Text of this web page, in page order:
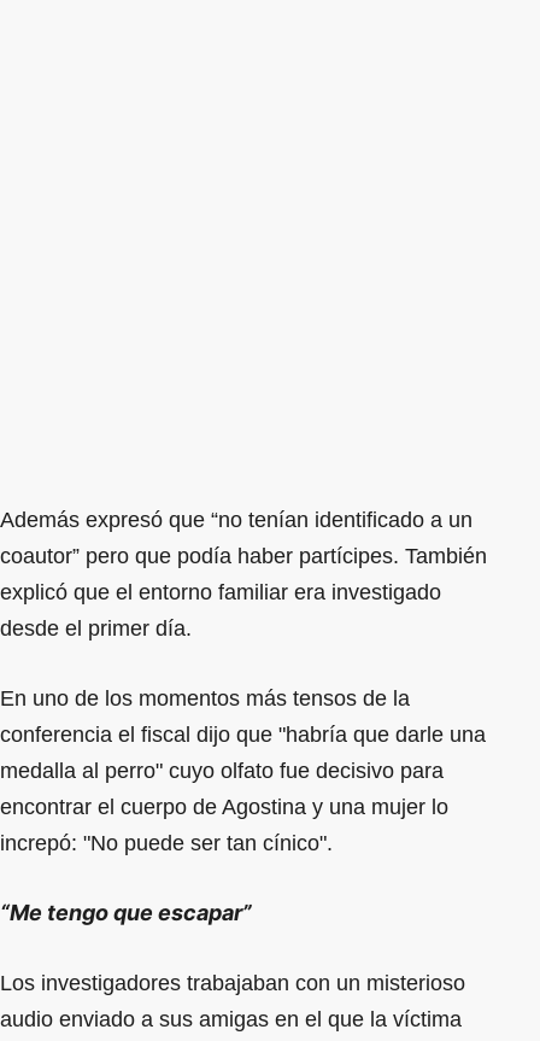
Además expresó que “no tenían identificado a un
coautor” pero que podía haber partícipes. También
explicó que el entorno familiar era investigado
desde el primer día.
En uno de los momentos más tensos de la
conferencia el fiscal dijo que "habría que darle una
medalla al perro" cuyo olfato fue decisivo para
encontrar el cuerpo de Agostina y una mujer lo
increpó: "No puede ser tan cínico".
“Me tengo que escapar”
Los investigadores trabajaban con un misterioso
audio enviado a sus amigas en el que la víctima